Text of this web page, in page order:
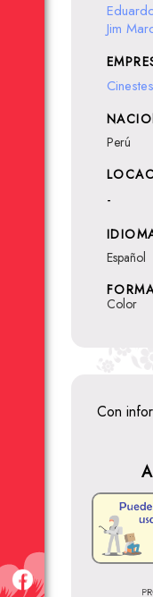
Jim
Perú
-
Español
Color
Con